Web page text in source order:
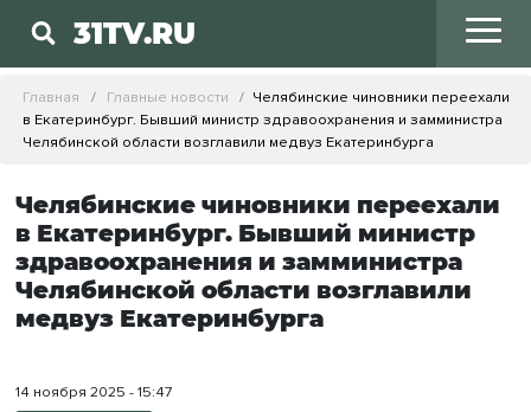
31TV.RU
Главная Главные новости
Челябинские чиновники переехали
в Екатеринбург. Бывший министр здравоохранения и замминистра
Челябинской области возглавили медвуз Екатеринбурга
Челябинские чиновники переехали
в Екатеринбург. Бывший министр
здравоохранения и замминистра
Челябинской области возглавили
медвуз Екатеринбурга
14 ноября 2025 - 15:47